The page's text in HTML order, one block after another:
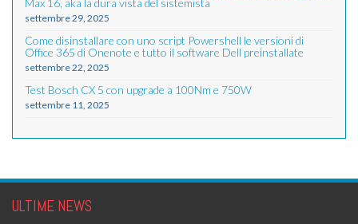
settembre 29, 2025
Come disinstallare con uno script Powershell le versioni di
Office 365 di Onenote e tutto il software Dell preinstallate
settembre 22, 2025
Test Bosch CX 5 con upgrade a 100Nm e 750W
settembre 11, 2025
ULTIME NEWS